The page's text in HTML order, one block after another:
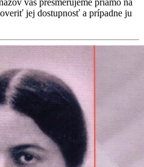
jej dostupnosť a prípadne ju